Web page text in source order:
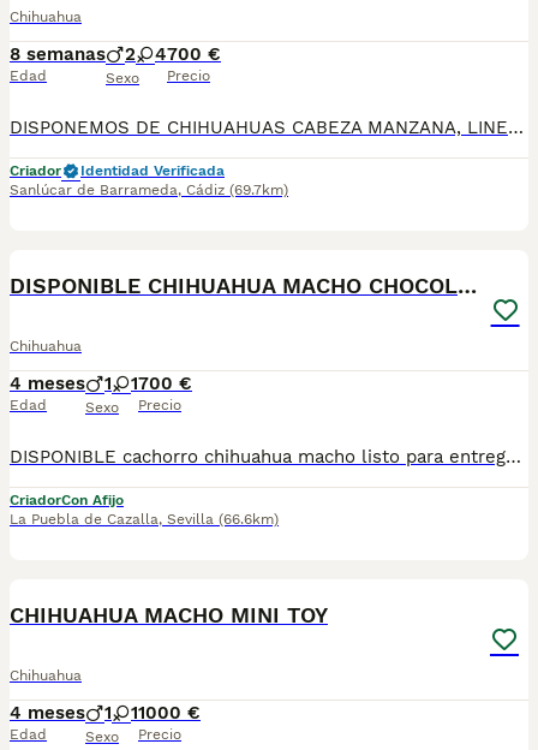
Chihuahua
8 semanas
Edad
2 4
Sexo
700 €
Precio
DISPONEMOS DE CHIHUAHUAS CABEZA MANZANA, LINEA RUSA DE MUCHA VARIEDAD DE COLORES , BLUE, MERLE BLUE, ARLEQUIN , CHOCOLATE, LILAC, NEGRO FUEGO, MERLES, NARANJAS,
Criador
Identidad Verificada
Sanlúcar de Barrameda, Cádiz (69.7km)
DISPONIBLE CHIHUAHUA MACHO CHOCOLATE
Chihuahua
4 meses
Edad
1 1
Sexo
700 €
Precio
DISPONIBLE cachorro chihuahua macho listo para entregarla miniatura toy tamaño muy pequeño . FOTOS REALES. Tiene muy buen carácter criado en entorno familiar cariñosos y muy jugueton ideal para compañías se entrega revisado por nuestro veterinario desparacitado con dos vacunas. enseñado hacer sus necesidades en empapadera se envia a todas españa más información por WhatsApp o llamadas 602212186 saludo
CriadorCon Afijo
La Puebla de Cazalla, Sevilla (66.6km)
CHIHUAHUA MACHO MINI TOY
Chihuahua
4 meses
Edad
1 1
Sexo
1000 €
Precio